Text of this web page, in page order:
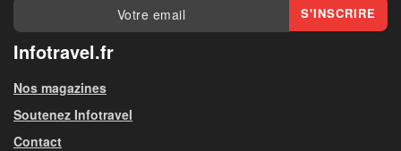
Infotravel.fr
Nos magazines
Soutenez Infotravel
Contact